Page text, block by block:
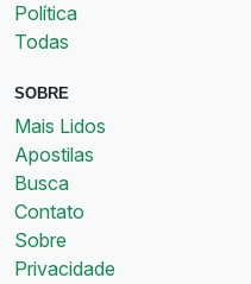
Política
Todas
SOBRE
Mais Lidos
Apostilas
Busca
Contato
Sobre
Privacidade